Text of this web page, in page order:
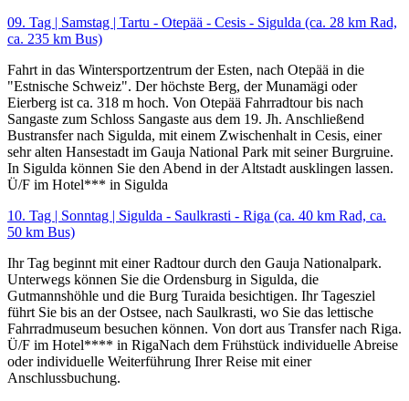
09. Tag | Samstag | Tartu - Otepää - Cesis - Sigulda (ca. 28 km Rad,
ca. 235 km Bus)
Fahrt in das Wintersportzentrum der Esten, nach Otepää in die
"Estnische Schweiz". Der höchste Berg, der Munamägi oder
Eierberg ist ca. 318 m hoch. Von Otepää Fahrradtour bis nach
Sangaste zum Schloss Sangaste aus dem 19. Jh. Anschließend
Bustransfer nach Sigulda, mit einem Zwischenhalt in Cesis, einer
sehr alten Hansestadt im Gauja National Park mit seiner Burgruine.
In Sigulda können Sie den Abend in der Altstadt ausklingen lassen.
Ü/F im Hotel*** in Sigulda
10. Tag | Sonntag | Sigulda - Saulkrasti - Riga (ca. 40 km Rad, ca.
50 km Bus)
Ihr Tag beginnt mit einer Radtour durch den Gauja Nationalpark.
Unterwegs können Sie die Ordensburg in Sigulda, die
Gutmannshöhle und die Burg Turaida besichtigen. Ihr Tagesziel
führt Sie bis an der Ostsee, nach Saulkrasti, wo Sie das lettische
Fahrradmuseum besuchen können. Von dort aus Transfer nach Riga.
Ü/F im Hotel**** in RigaNach dem Frühstück individuelle Abreise
oder individuelle Weiterführung Ihrer Reise mit einer
Anschlussbuchung.